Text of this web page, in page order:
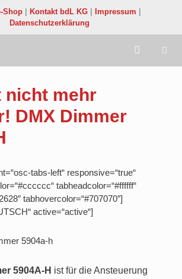
Shop Kontakt bdL KG Impressum
Datenschutzerklärung
nicht mehr
DMX Dimmer
tabs-left“ responsive=“true“
tabheadcolor=“#ffffff“
tabhovercolor=“#707070″]
active=“active“]
5904A-H ist für die Ansteuerung